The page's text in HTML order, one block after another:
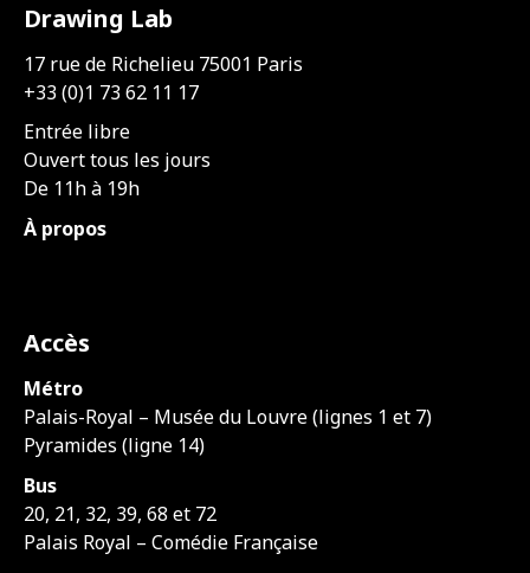
Drawing Lab
17 rue de Richelieu 75001 Paris
+33 (0)1 73 62 11 17
Entrée libre
Ouvert tous les jours
De 11h à 19h
À propos
Accès
Métro
Palais-Royal – Musée du Louvre (lignes 1 et 7)
Pyramides (ligne 14)
Bus
20, 21, 32, 39, 68 et 72
Palais Royal – Comédie Française